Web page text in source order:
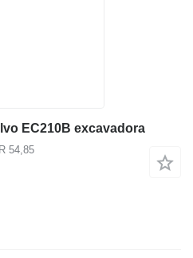
EC210B excavadora
54,85